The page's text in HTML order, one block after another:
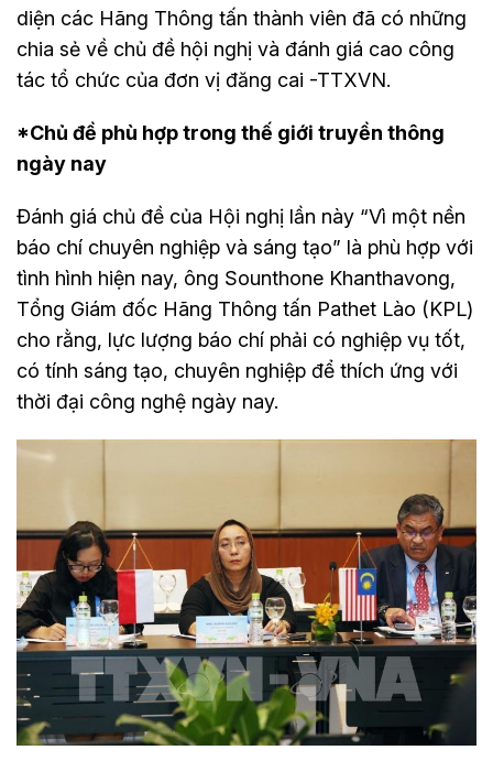
diện các Hãng Thông tấn thành viên đã có những
chia sẻ về chủ đề hội nghị và đánh giá cao công
tác tổ chức của đơn vị đăng cai -TTXVN.
*Chủ đề phù hợp trong thế giới truyền thông
ngày nay
Đánh giá chủ đề của Hội nghị lần này “Vì một nền
báo chí chuyên nghiệp và sáng tạo” là phù hợp với
tình hình hiện nay, ông Sounthone Khanthavong,
Tổng Giám đốc Hãng Thông tấn Pathet Lào (KPL)
cho rằng, lực lượng báo chí phải có nghiệp vụ tốt,
có tính sáng tạo, chuyên nghiệp để thích ứng với
thời đại công nghệ ngày nay.